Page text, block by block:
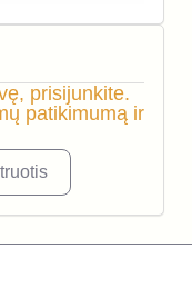
prisijunkite.
patikimumą ir